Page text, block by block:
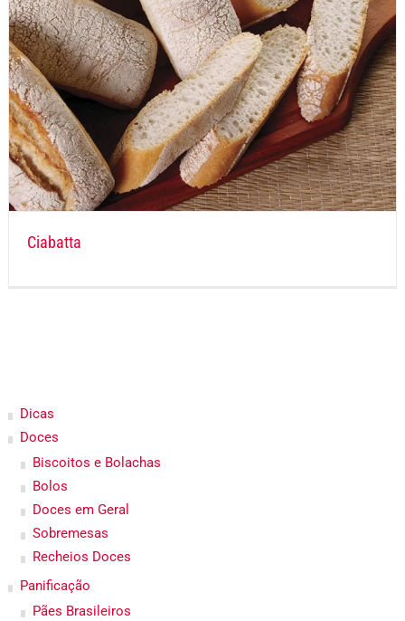
Ciabatta
Dicas
Doces
Biscoitos e Bolachas
Bolos
Doces em Geral
Sobremesas
Recheios Doces
Panificação
Pães Brasileiros